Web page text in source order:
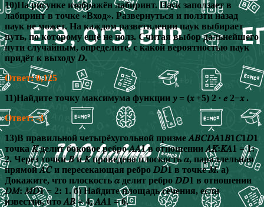
10)На рисунке изображён лабиринт. Паук заползает в
лабиринт в точке «Вход». Развернуться и ползти назад
паук не может. На каждом разветвлении паук выбирает
путь, по которому ещё не полз. Считая выбор дальнейшего
пути случайным, определите, с какой вероятностью паук
придёт к выходу 𝐷.
Ответ: 0,125
11)Найдите точку максимума функции 𝑦 = (𝑥 +5) 2 ∙ 𝑒 2−𝑥 .
Ответ: -3
13)В правильной четырёхугольной призме 𝐴𝐵𝐶𝐷𝐴1𝐵1𝐶1𝐷1
точка 𝐾 делит боковое ребро 𝐴𝐴1 в отношении 𝐴𝐾:𝐾𝐴1 = 1:
2. Через точки 𝐵 и 𝐾 проведена плоскость 𝛼, параллельная
прямой 𝐴𝐶 и пересекающая ребро 𝐷𝐷1 в точке 𝑀. а)
Докажите, что плоскость 𝛼 делит ребро 𝐷𝐷1 в отношении
𝐷𝑀: 𝑀𝐷1 = 2: 1. б) Найдите площадь сечения, если
известно, что 𝐴𝐵 = 4, 𝐴𝐴1 = 6.